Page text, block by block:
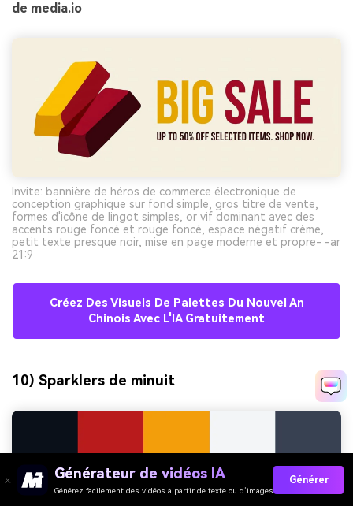
de media.io
Invite: bannière de héros de commerce électronique de
conception graphique sur fond simple, gros titre de vente,
formes d'icône de lingot simples, or vif dominant avec des
accents rouge foncé et rouge foncé, espace négatif crème,
petit texte presque noir, mise en page moderne et propre- -ar
21:9
Créez Des Visuels De Palettes Du Nouvel An
Chinois Avec L'IA Gratuitement
10) Sparklers de minuit
Générateur de vidéos IA
Générez facilement des vidéos à partir de texte ou d’images
Générer